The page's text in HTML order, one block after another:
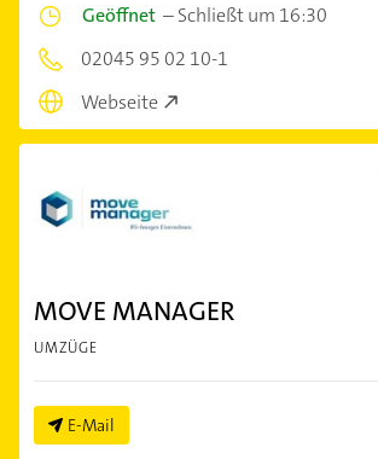
Geöffnet –Schließt um 16:30
02045 95 02 10-1
Webseite
MOVE MANAGER
UMZÜGE
E-Mail